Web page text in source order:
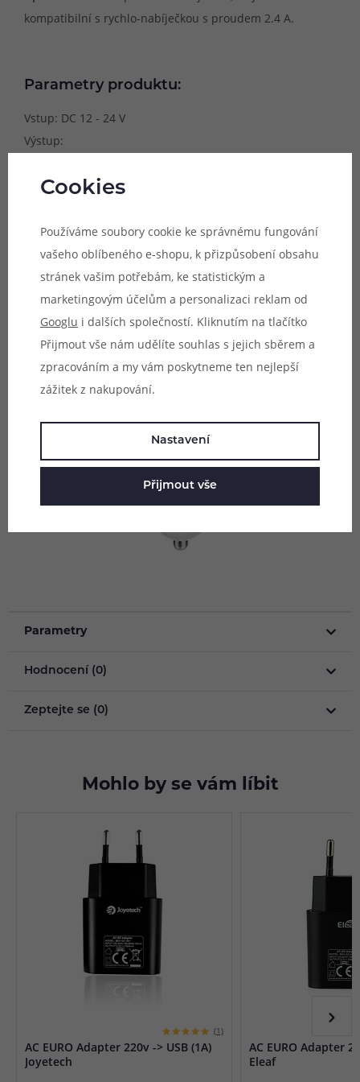
kompatibilní s rychlo-nabíječkou s proudem 2.4 A.
Parametry produktu:
Vstup: DC 12 - 24 V
Výstup:
Samostatný slot - USB-A; DC 5V / 2.4A Max
Součástí balení není dobíjecí USB kabel.
Parametry
Hodnocení (0)
Zeptejte se (0)
Mohlo by se vám líbit
(1)
AC EURO Adapter 220v -> USB (1A)
Joyetech
AC EURO Adapter
Eleaf
Cookies
Používáme soubory cookie ke správnému fungování
vašeho oblíbeného e-shopu, k přizpůsobení obsahu
stránek vašim potřebám, ke statistickým a
marketingovým účelům a personalizaci reklam od
Googlu i dalších společností. Kliknutím na tlačítko
Přijmout vše nám udělíte souhlas s jejich sběrem a
zpracováním a my vám poskytneme ten nejlepší
zážitek z nakupování.
Nastavení
Přijmout vše